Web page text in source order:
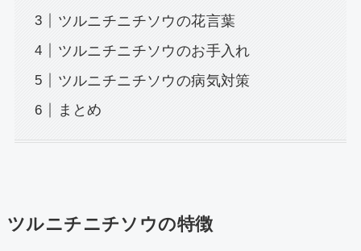
ツルニチニチソウの花言葉
ツルニチニチソウのお手入れ
ツルニチニチソウの病気対策
まとめ
ツルニチニチソウの特徴